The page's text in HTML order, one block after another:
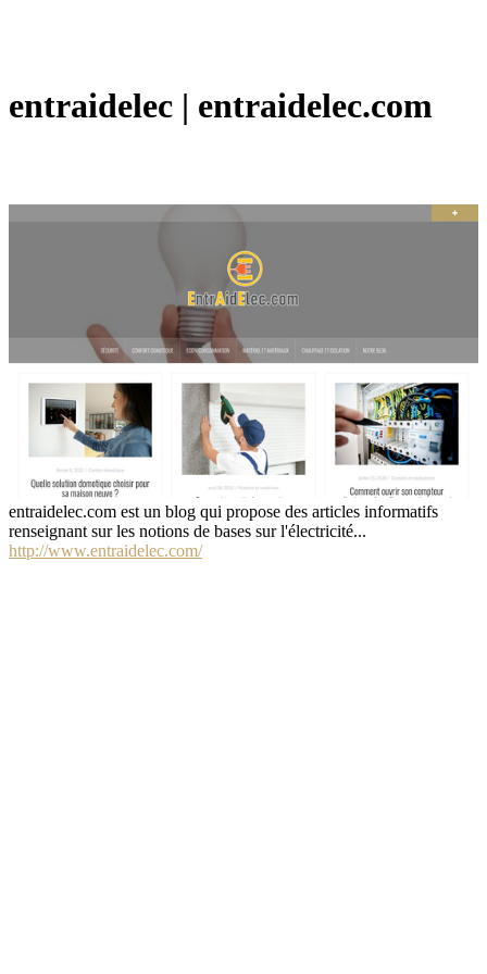
entraidelec | entraidelec.com
entraidelec.com est un blog qui propose des articles informatifs
renseignant sur les notions de bases sur l'électricité...
http://www.entraidelec.com/